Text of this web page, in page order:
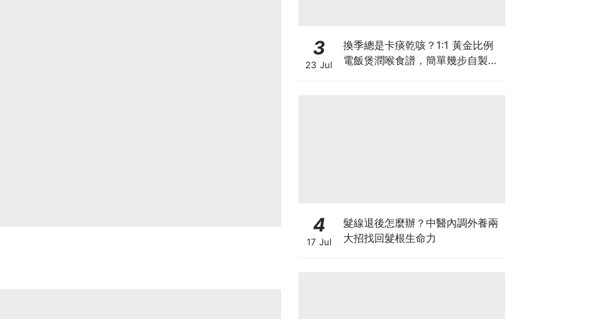
3
23 Jul
換季總是卡痰乾咳？1:1 黃金比例
電飯煲潤喉食譜，簡單幾步自製天
4
17 Jul
髮線退後怎麼辦？中醫內調外養兩
大招找回髮根生命力